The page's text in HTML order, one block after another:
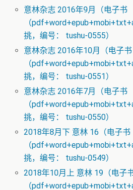
意林杂志 2016年9月（电子书
（
挑，编号： tushu-0555）
意林杂志 2016年10月（电子书
（
挑，编号： tushu-0551）
意林杂志 2016年7月（电子书
（
挑，编号： tushu-0550）
2018年8月下 意林 16（电子书
（
挑，编号： tushu-0549）
2018年10月上 意林 19（电子
（